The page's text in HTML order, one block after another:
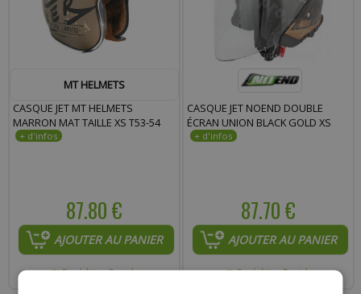
MT HELMETS
CASQUE JET MT HELMETS
MARRON MAT TAILLE XS T53-54
87.80 €
AJOUTER AU PANIER
Expédition Rapide
CASQUE JET NOEND DOUBLE
ÉCRAN UNION BLACK GOLD XS
87.70 €
AJOUTER AU PANIER
Expédition Rapide